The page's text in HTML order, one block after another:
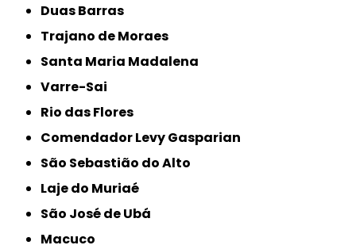
Duas Barras
Trajano de Moraes
Santa Maria Madalena
Varre-Sai
Rio das Flores
Comendador Levy Gasparian
São Sebastião do Alto
Laje do Muriaé
São José de Ubá
Macuco